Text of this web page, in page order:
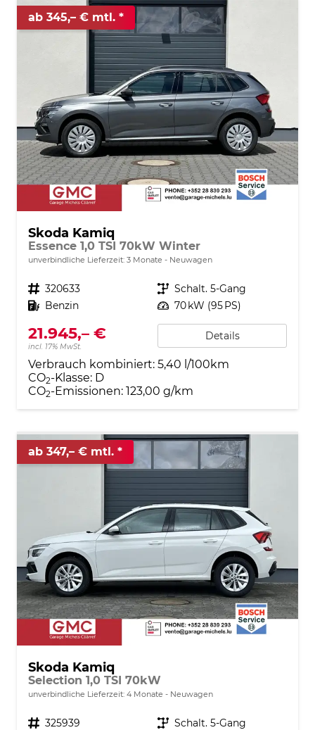
ab 345,– € mtl.
Skoda Kamiq
Essence 1,0 TSI 70kW Winter
unverbindliche Lieferzeit: 3 Monate Neuwagen
Fahrzeugnr. 320633 Getriebe Schalt. 5-Gang
Kraftstoff Benzin Leistung 70 kW (95 PS)
21.945,– €
incl. 17% MwSt.
Details
Verbrauch kombiniert: 5,40 l/100km
CO2-Klasse: D
CO2-Emissionen: 123,00 g/km
ab 347,– € mtl.
Skoda Kamiq
Selection 1,0 TSI 70kW
unverbindliche Lieferzeit: 4 Monate Neuwagen
Fahrzeugnr. 325939 Getriebe Schalt. 5-Gang